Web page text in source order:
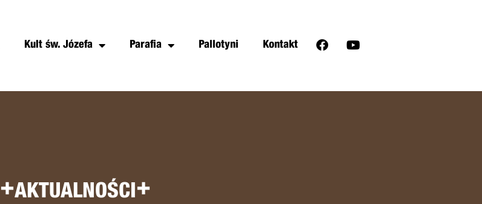
Kult św. Józefa Parafia Pallotyni Kontakt
+AKTUALNOŚCI+